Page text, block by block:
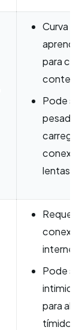
Curva de
para
Pode
pesado
lentas
Requer
internet
Pode
para
tímidos